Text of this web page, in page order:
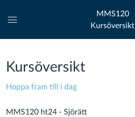
navigationsmeny
MMS120
Kursöversikt
Kursöversikt
Hoppa fram till i dag
MMS120 ht24 - Sjörätt